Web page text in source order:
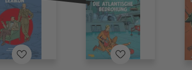
Merkzettel Merkzettel